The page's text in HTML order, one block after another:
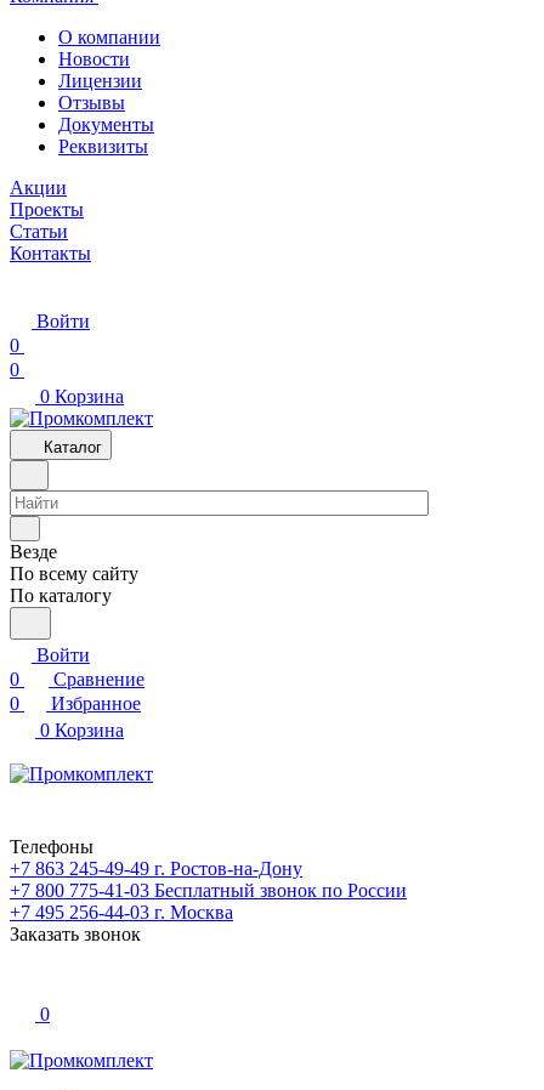
О компании
Новости
Лицензии
Отзывы
Документы
Реквизиты
Акции
Проекты
Статьи
Контакты
Войти
0
0
0 Корзина
Каталог
Везде
По всему сайту
По каталогу
Войти
0
Сравнение
0
Избранное
0 Корзина
Телефоны
+7 863 245-49-49 г. Ростов-на-Дону
+7 800 775-41-03 Бесплатный звонок по России
+7 495 256-44-03 г. Москва
Заказать звонок
0